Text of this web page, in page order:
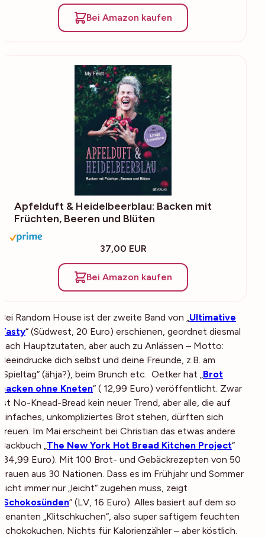
Bei Amazon kaufen
Apfelduft & Heidelbeerblau: Backen mit
Früchten, Beeren und Blüten
37,00 EUR
Bei Amazon kaufen
Bei Random House ist der zweite Band von „ Ultimative
Tasty“ (Südwest, 20 Euro) erschienen, geordnet diesmal
nach Hauptzutaten, aber auch zu Anlässen – Motto:
Beeindrucke dich selbst und deine Freunde, z.B. am
„Spieltag“ (ähja?), beim Brunch etc. Oetker hat „ Brot
backen ohne Kneten“ ( 12,99 Euro) veröffentlicht. Zwar
ist No-Knead-Bread kein neuer Trend, aber alle, die auf
einfaches, unkompliziertes Brot stehen, dürften sich
freuen. Im Mai erscheint bei Christian das etwas andere
Backbuch „ The New York Hot Bread Kitchen Project“
(34,99 Euro). Mit 100 Brot- und Gebäckrezepten von 50
Frauen aus 30 Nationen. Dass es im Frühjahr und Sommer
nicht immer nur „leicht“ zugehen muss, zeigt
Schokosünden“ (LV, 16 Euro). Alles basiert auf dem so
genanten „Klitschkuchen“, also super saftigem feuchten
Schokokuchen. Nichts für Kalorienzähler – aber köstlich.